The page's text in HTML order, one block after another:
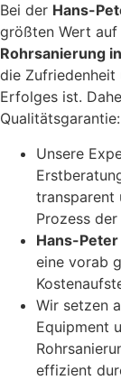
Bei der Hans-
größten Wert auf
Rohrsanierung
die Zufriedenheit
Erfolges ist.
Qualitätsgarantie:
Unsere
transparent
Prozess
Hans-
eine vorab
Wir setzen
Equipment
effizient